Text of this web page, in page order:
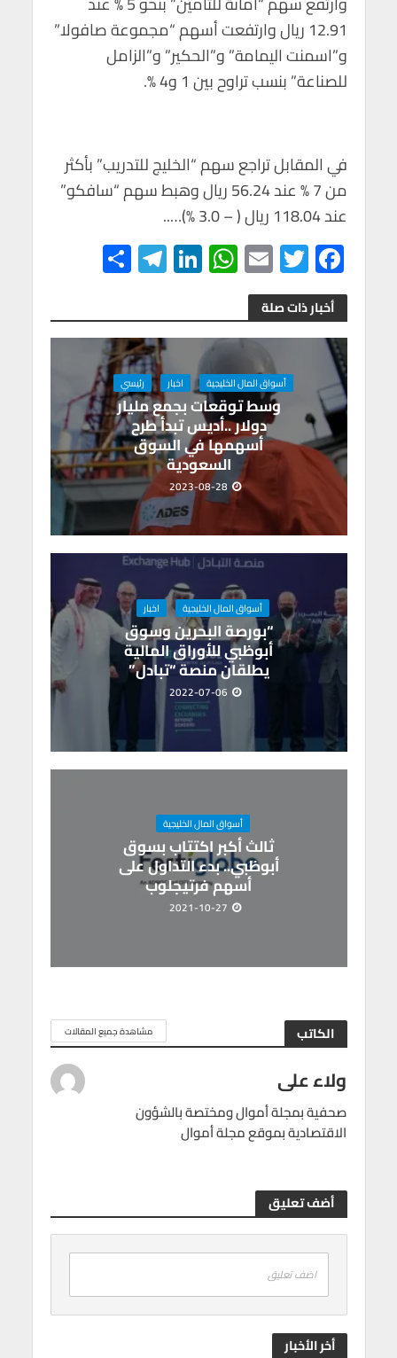
12.91 ريال وارتفعت أسهم “مجموعة صافولا”
و”اسمنت اليمامة” و”الحكير” و”الزامل
للصناعة” بنسب تراوح بين 1 و4 %.
في المقابل تراجع سهم “الخليج للتدريب” بأكثر
من 7 % عند 56.24 ريال وهبط سهم “سافكو”
عند 118.04 ريال ( – 3.0 %)…..
F
ac
e
b
o
k
T
wi
tt
er
E
m
ail
W
h
at
s
A
p
p
Li
n
ke
dI
n
Te
le
gr
a
m
ar
e
أخبار ذات صلة
أسواق المال الخليجية اخبار رئيسي
وسط توقعات بجمع مليار
دولار ..أديس تبدأ طرح
أسهمها في السوق
السعودية
2023-08-28
أسواق المال الخليجية اخبار
“بورصة البحرين وسوق
أبوظبي للأوراق المالية
يطلقان منصة “تبادل”
2022-07-06
أسواق المال الخليجية
ثالث أكبر اكتتاب بسوق
أبوظبي.. بدء التداول على
أسهم فرتيجلوب
2021-10-27
الكاتب مشاهدة جميع المقالات
ولاء على
صحفية بمجلة أموال ومختصة بالشؤون
الاقتصادية بموقع مجلة أموال
أضف تعليق
اضف تعليق
أخر الأخبار